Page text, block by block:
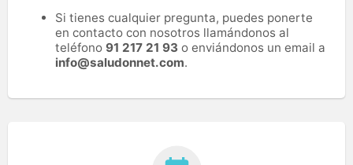
Si tienes cualquier pregunta, puedes ponerte
en contacto con nosotros llamándonos al
teléfono 91 217 21 93 o enviándonos un email a
info@saludonnet.com.